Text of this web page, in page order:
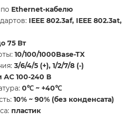
Ethernet-кабелю
IEEE 802.3af, IEEE 802.3at,
75 Вт
10/100/1000Base-TX
3/6/4/5 (+), 1/2/7/8 (-)
AC 100-240 В
0℃ ~ +40℃
10% ~ 90% (без конденсата)
пластик